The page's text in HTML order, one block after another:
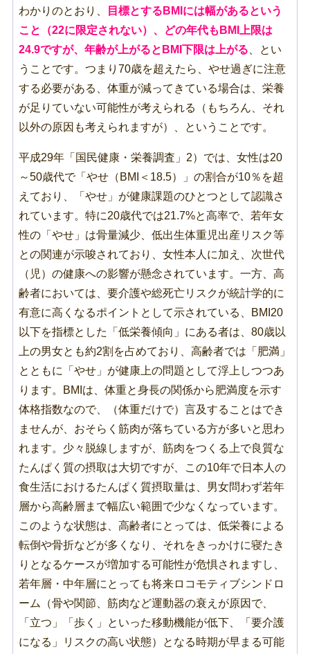
わかりのとおり、
目標とするBMIには幅があるという
こと（22に限定されない）、どの年代もBMI上限は
24.9ですが、年齢が上がるとBMI下限は上がる 、とい
うことです。つまり70歳を超えたら、やせ過ぎに注意
する必要がある、体重が減ってきている場合は、栄養
が足りていない可能性が考えられる（もちろん、それ
以外の原因も考えられますが）、ということです。
平成29年「国民健康・栄養調査」2）では、女性は20
～50歳代で「やせ（BMI＜18.5）」の割合が10％を超
えており、「やせ」が健康課題のひとつとして認識さ
れています。特に20歳代では21.7%と高率で、若年女
性の「やせ」は骨量減少、低出生体重児出産リスク等
との関連が示唆されており、女性本人に加え、次世代
（児）の健康への影響が懸念されています。一方、高
齢者においては、要介護や総死亡リスクが統計学的に
有意に高くなるポイントとして示されている、BMI20
以下を指標とした「低栄養傾向」にある者は、80歳以
上の男女とも約2割を占めており、高齢者では「肥満」
とともに「やせ」が健康上の問題として浮上しつつあ
ります。BMIは、体重と身長の関係から肥満度を示す
体格指数なので、（体重だけで）言及することはでき
ませんが、おそらく筋肉が落ちている方が多いと思わ
れます。少々脱線しますが、筋肉をつくる上で良質な
たんぱく質の摂取は大切ですが、この10年で日本人の
食生活におけるたんぱく質摂取量は、男女問わず若年
層から高齢層まで幅広い範囲で少なくなっています。
このような状態は、高齢者にとっては、低栄養による
転倒や骨折などが多くなり、それをきっかけに寝たき
りとなるケースが増加する可能性が危惧されますし、
若年層・中年層にとっても将来ロコモティブシンドロ
ーム（骨や関節、筋肉など運動器の衰えが原因で、
「立つ」「歩く」といった移動機能が低下、「要介護
になる」リスクの高い状態）となる時期が早まる可能